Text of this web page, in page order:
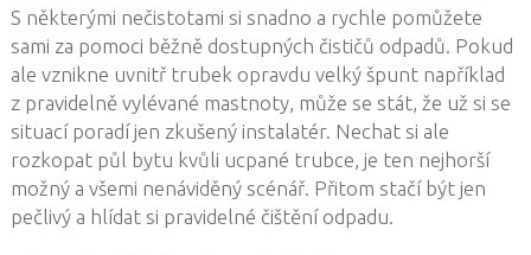
S některými nečistotami si snadno a rychle pomůžete
sami za pomoci běžně dostupných čističů odpadů. Pokud
ale vznikne uvnitř trubek opravdu velký špunt například
z pravidelně vylévané mastnoty, může se stát, že už si se
situací poradí jen zkušený instalatér. Nechat si ale
rozkopat půl bytu kvůli ucpané trubce, je ten nejhorší
možný a všemi nenáviděný scénář. Přitom stačí být jen
pečlivý a hlídat si pravidelné čištění odpadu.